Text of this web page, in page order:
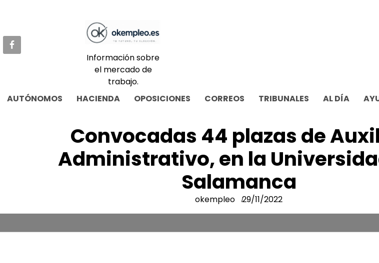
Información sobre
el mercado de
trabajo.
AUTÓNOMOS
HACIENDA OPOSICIONES CORREOS TRIBUNALES AL DÍA
Convocadas 44 plazas de
Administrativo, en la
Salamanca
okempleo 29/11/2022